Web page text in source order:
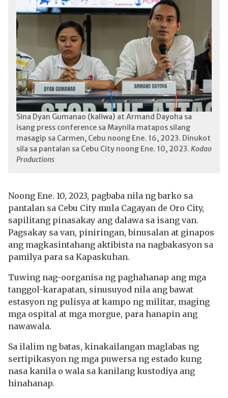
Sina Dyan Gumanao (kaliwa) at Armand Dayoha sa
isang press conference sa Maynila matapos silang
masagip sa Carmen, Cebu noong Ene. 16, 2023. Dinukot
sila sa pantalan sa Cebu City noong Ene. 10, 2023. Kodao
Productions
Noong Ene. 10, 2023, pagbaba nila ng barko sa
pantalan sa Cebu City mula Cagayan de Oro City,
sapilitang pinasakay ang dalawa sa isang van.
Pagsakay sa van, piniringan, binusalan at ginapos
ang magkasintahang aktibista na nagbakasyon sa
pamilya para sa Kapaskuhan.
Tuwing nag-oorganisa ng paghahanap ang mga
tanggol-karapatan, sinusuyod nila ang bawat
estasyon ng pulisya at kampo ng militar, maging
mga ospital at mga morgue, para hanapin ang
nawawala.
Sa ilalim ng batas, kinakailangan maglabas ng
sertipikasyon ng mga puwersa ng estado kung
nasa kanila o wala sa kanilang kustodiya ang
hinahanap.